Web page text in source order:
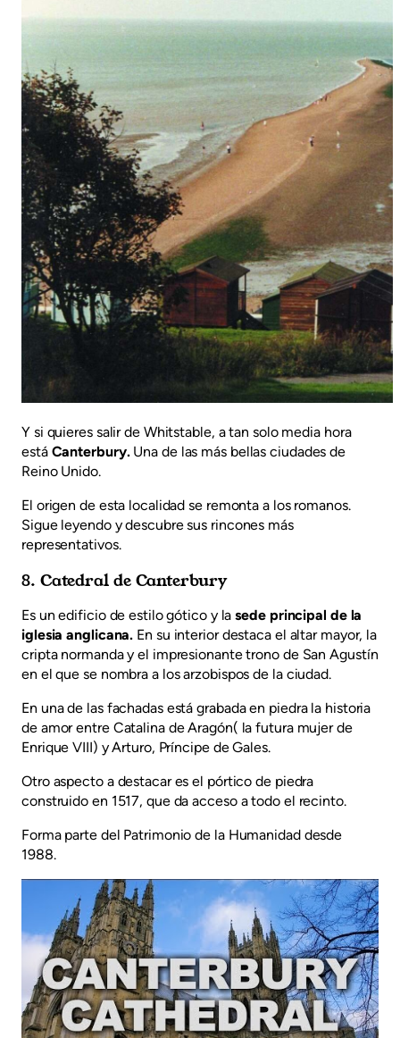
Y si quieres salir de Whitstable, a tan solo media hora
está Canterbury. Una de las más bellas ciudades de
Reino Unido.
El origen de esta localidad se remonta a los romanos.
Sigue leyendo y descubre sus rincones más
representativos.
8. Catedral de Canterbury
Es un edificio de estilo gótico y lasede principal de la
iglesia anglicana. En su interior destaca el altar mayor, la
cripta normanda y el impresionante trono de San Agustín
en el que se nombra a los arzobispos de la ciudad.
En una de las fachadas está grabada en piedra la historia
de amor entre Catalina de Aragón( la futura mujer de
Enrique VIII) y Arturo, Príncipe de Gales.
Otro aspecto a destacar es el pórtico de piedra
construido en 1517, que da acceso a todo el recinto.
Forma parte del Patrimonio de la Humanidad desde
1988.